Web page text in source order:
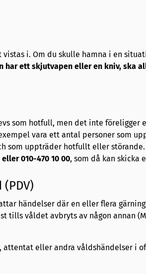
vistas i. Om du skulle hamna i en
har ett skjutvapen eller en kniv, ska
som hotfull, men det inte föreligger
vara ett antal personer som
som uppträder hotfullt eller störande.
eller 010-470 10 00, som då kan skicka
händelser där en eller flera
tills våldet avbryts av någon annan
eller andra våldshändelser i